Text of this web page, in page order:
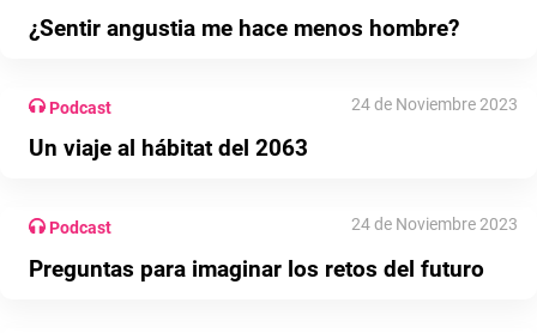
¿Sentir angustia me hace menos hombre?
Podcast 24 de Noviembre 2023
Un viaje al hábitat del 2063
Podcast 24 de Noviembre 2023
Preguntas para imaginar los retos del futuro